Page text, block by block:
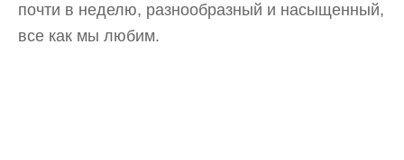
почти в неделю, разнообразный и насыщенный,
все как мы любим.